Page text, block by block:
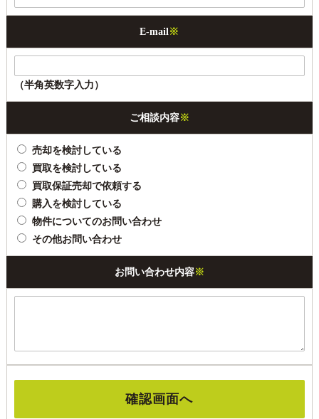
E-mail ※
（半角英数字入力）
ご相談内容※
売却を検討している
買取を検討している
買取保証売却で依頼する
購入を検討している
物件についてのお問い合わせ
その他お問い合わせ
お問い合わせ内容※